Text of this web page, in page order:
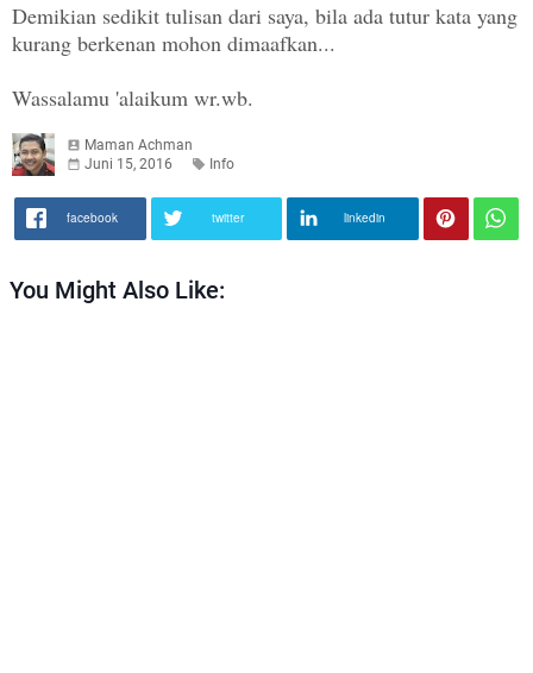
Demikian sedikit tulisan dari saya, bila ada tutur kata yang
kurang berkenan mohon dimaafkan...
Wassalamu 'alaikum wr.wb.
Maman Achman
Juni 15, 2016
Info
facebook twitter linkedin
You Might Also Like: